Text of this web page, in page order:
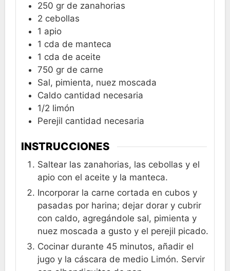
250 gr de zanahorias
2 cebollas
1 apio
1 cda de manteca
1 cda de aceite
750 gr de carne
Sal, pimienta, nuez moscada
Caldo cantidad necesaria
1/2 limón
Perejil cantidad necesaria
INSTRUCCIONES
Saltear las zanahorias, las cebollas y el
apio con el aceite y la manteca.
Incorporar la carne cortada en cubos y
pasadas por harina; dejar dorar y cubrir
con caldo, agregándole sal, pimienta y
nuez moscada a gusto y el perejil picado.
Cocinar durante 45 minutos, añadir el
jugo y la cáscara de medio Limón. Servir